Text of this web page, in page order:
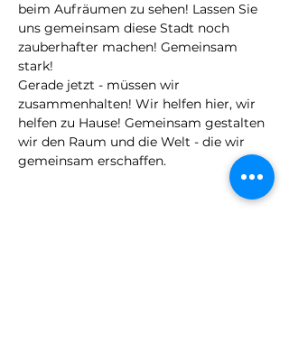
beim Aufräumen zu sehen! Lassen Sie
uns gemeinsam diese Stadt noch
zauberhafter machen! Gemeinsam
stark!
Gerade jetzt - müssen wir
zusammenhalten! Wir helfen hier, wir
helfen zu Hause! Gemeinsam gestalten
wir den Raum und die Welt - die wir
gemeinsam erschaffen.